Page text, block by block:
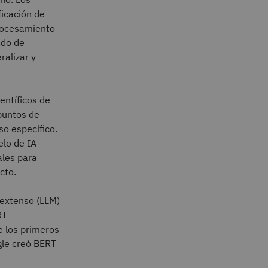
de
de
y
de
de
específico.
de IA
para
(LLM)
los primeros
creó BERT